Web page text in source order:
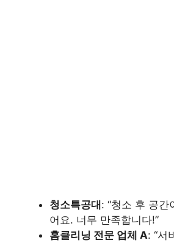
청소특공대: “청소 후 공간
어요. 너무 만족합니다!”
홈클리닝 전문 업체 A: “서